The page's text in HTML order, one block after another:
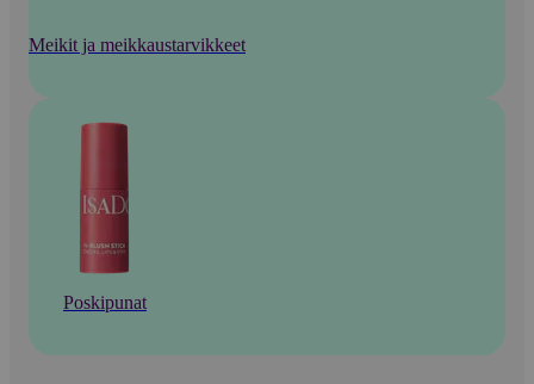
Meikit ja meikkaustarvikkeet
Poskipunat